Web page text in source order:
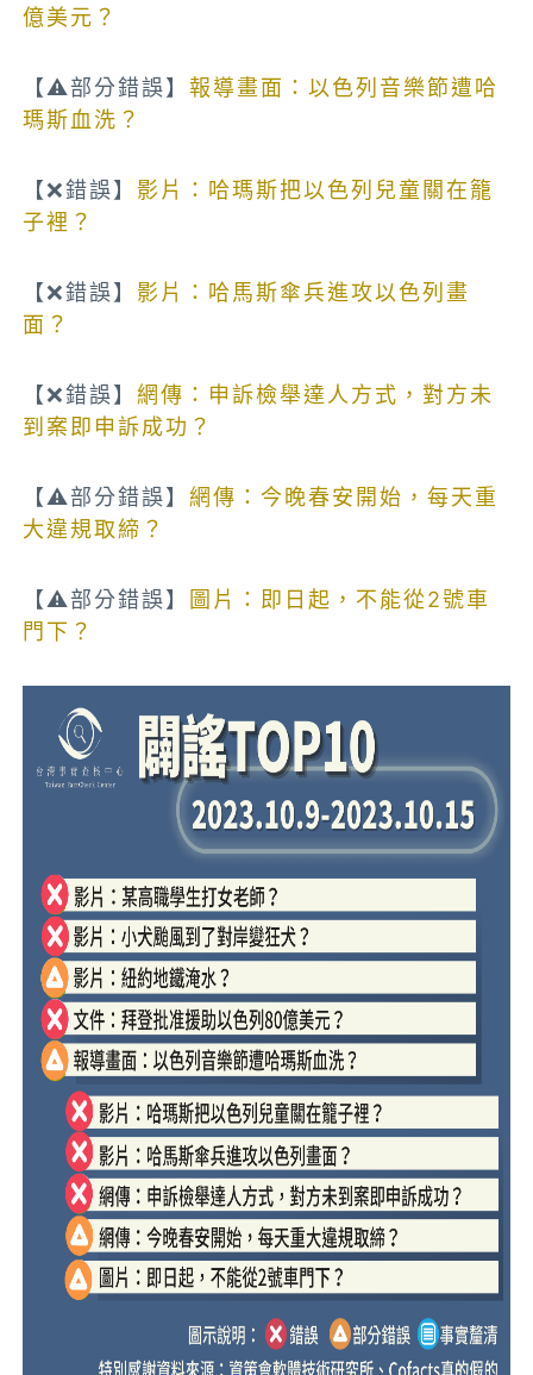
億美元？
【⚠部分錯誤】報導畫面：以色列音樂節遭哈
瑪斯血洗？
【❌錯誤】 影片：哈瑪斯把以色列兒童關在籠
子裡？
【❌錯誤】 影片：哈馬斯傘兵進攻以色列畫
面？
【❌錯誤】網傳：申訴檢舉達人方式，對方未
到案即申訴成功？
【⚠部分錯誤】網傳：今晚春安開始，每天重
大違規取締？
【⚠部分錯誤】
圖片：即日起，不能從2號車
門下？